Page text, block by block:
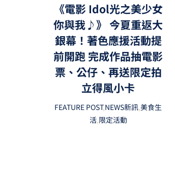
《電影 Idol光之美少女
你與我♪》 今夏重返大
銀幕！著色應援活動提
前開跑 完成作品抽電影
票、公仔、再送限定拍
立得風小卡
FEATURE POST,NEWS新訊,美食生
活,限定活動